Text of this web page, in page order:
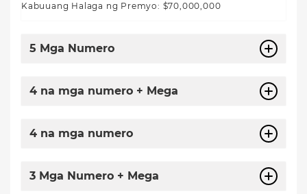
Kabuuang Halaga ng Premyo: $70,000,000
5 Mga Numero
4 na mga numero + Mega
4 na mga numero
3 Mga Numero + Mega